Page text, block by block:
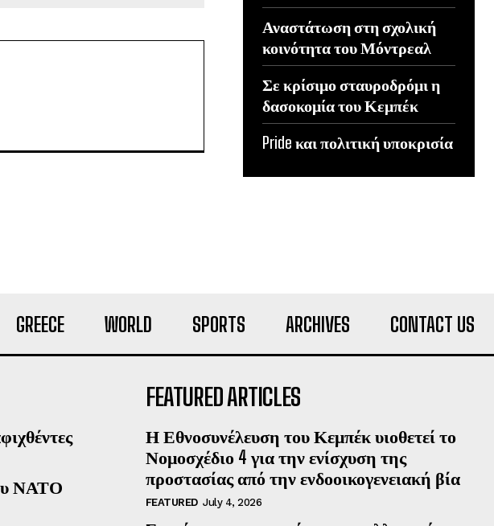
Αναστάτωση στη σχολική
κοινότητα του Μόντρεαλ
Σε κρίσιμο σταυροδρόμι η
δασοκομία του Κεμπέκ
Pride και πολιτική υποκρισία
GREECE WORLD SPORTS ARCHIVES CONTACT US
ΝΑΤΟ
FEATURED ARTICLES
Η Εθνοσυνέλευση του Κεμπέκ υιοθετεί το
Νομοσχέδιο 4 για την ενίσχυση της
προστασίας από την ενδοοικογενειακή βία
FEATURED July 4, 2026